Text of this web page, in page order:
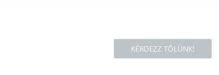
KÉRDEZZ TŐLÜNK!